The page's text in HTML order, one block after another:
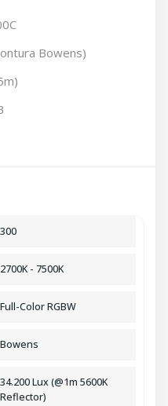
Bowens)
300
2700K - 7500K
Full-Color RGBW
Bowens
34.200 Lux (@1m 5600K
Reflector)